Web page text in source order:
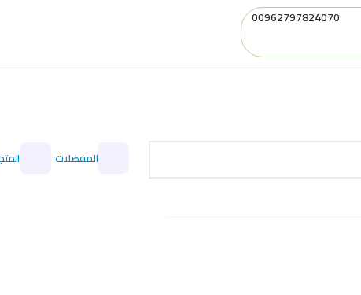
00962797824070
المفضلات